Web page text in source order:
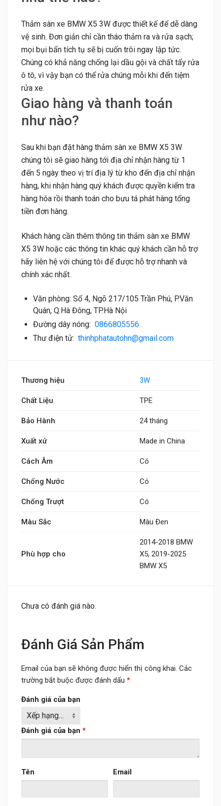
Thảm sàn xe BMW X5 3W được thiết kế để dễ dàng
vệ sinh. Đơn giản chỉ cần tháo thảm ra và rửa sạch;
mọi bụi bẩn tích tụ sẽ bị cuốn trôi ngay lập tức.
Chúng có khả năng chống lại dầu gội và chất tẩy rửa
ô tô, vì vậy bạn có thể rửa chúng mỗi khi đến tiệm
rửa xe.
Giao hàng và thanh toán
như nào?
Sau khi bạn đặt hàng thảm sàn xe BMW X5 3W
chúng tôi sẽ giao hàng tới địa chỉ nhận hàng từ 1
đến 5 ngày theo vị trí địa lý từ kho đến địa chỉ nhận
hàng, khi nhận hàng quý khách được quyền kiểm tra
hàng hóa rồi thanh toán cho bưu tá phát hàng tổng
tiền đơn hàng.
Khách hàng cần thêm thông tin thảm sàn xe BMW
X5 3W hoặc các thông tin khác quý khách cần hỗ trợ
hãy liên hệ với chúng tôi để được hỗ trợ nhanh và
chính xác nhất.
Văn phòng: Số 4, Ngõ 217/105 Trần Phú, P.Văn
Quán, Q.Hà Đông, TP.Hà Nội
Đường dây nóng: 0866805556
Thư điện tử: thinhphatautohn@gmail.com
Thương hiệu 3W
Chất Liệu TPE
Bảo Hành 24 tháng
Xuất xứ Made in China
Cách Âm Có
Chống Nước Có
Chống Trượt Có
Màu Sắc Màu Đen
Phù hợp cho
2014-2018 BMW
X5, 2019-2025
BMW X5
Chưa có đánh giá nào.
Đánh Giá Sản Phẩm
Email của bạn sẽ không được hiển thị công khai. Các
trường bắt buộc được đánh dấu *
Đánh giá của bạn
Đánh giá của bạn *
Tên Email